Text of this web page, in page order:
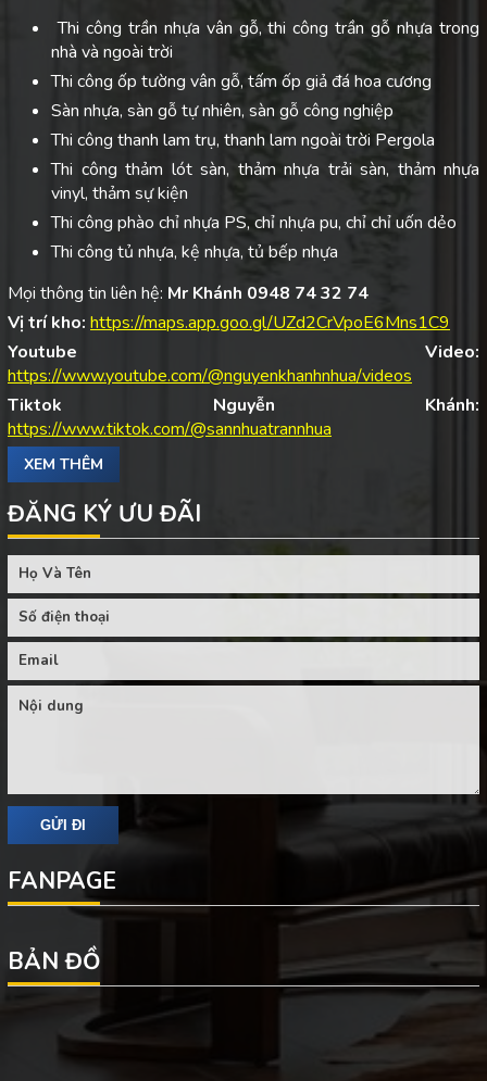
Thi công trần nhựa vân gỗ, thi công trần gỗ nhựa trong
nhà và ngoài trời
Thi công ốp tường vân gỗ, tấm ốp giả đá hoa cương
Sàn nhựa, sàn gỗ tự nhiên, sàn gỗ công nghiệp
Thi công thanh lam trụ, thanh lam ngoài trời Pergola
Thi công thảm lót sàn, thảm nhựa trải sàn, thảm nhựa
vinyl, thảm sự kiện
Thi công phào chỉ nhựa PS, chỉ nhựa pu, chỉ chỉ uốn dẻo
Thi công tủ nhựa, kệ nhựa, tủ bếp nhựa
Mọi thông tin liên hệ: Mr Khánh 0948 74 32 74
Vị trí kho: https://maps.app.goo.gl/UZd2CrVpoE6Mns1C9
Youtube Video:
https://www.youtube.com/@nguyenkhanhnhua/videos
Tiktok Nguyễn Khánh:
https://www.tiktok.com/@sannhuatrannhua
XEM THÊM
ĐĂNG KÝ ƯU ĐÃI
FANPAGE
BẢN ĐỒ